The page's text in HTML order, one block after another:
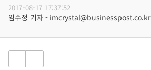
2017-08-17 17:37:52
임수정 기자 - imcrystal@businesspost.co.kr